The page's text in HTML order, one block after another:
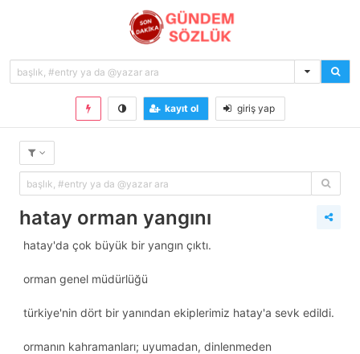
kayıt ol giriş yap
hatay orman yangını
hatay'da çok büyük bir yangın çıktı.
orman genel müdürlüğü
türkiye'nin dört bir yanından ekiplerimiz hatay'a sevk edildi.
ormanın kahramanları; uyumadan, dinlenmeden